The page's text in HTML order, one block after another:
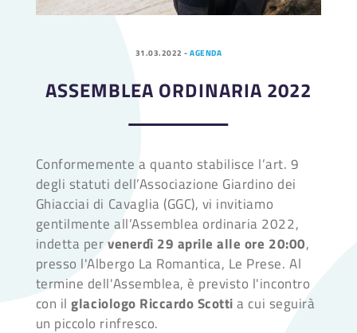
31.03.2022 -AGENDA
ASSEMBLEA ORDINARIA 2022
Conformemente a quanto stabilisce l’art. 9
degli statuti dell’Associazione Giardino dei
Ghiacciai di Cavaglia (GGC), vi invitiamo
gentilmente all’Assemblea ordinaria 2022,
indetta pervenerdì 29 aprile alle ore 20:00,
presso l'Albergo La Romantica, Le Prese. Al
termine dell'Assemblea, è previsto l'incontro
con il glaciologo Riccardo Scottia cui seguirà
un piccolo rinfresco.